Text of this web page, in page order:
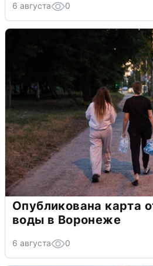
6 августа 0
Опубликована карта
воды в Воронеже
6 августа 0